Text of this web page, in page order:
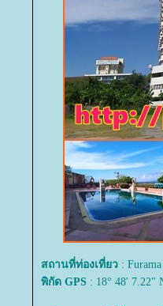
สถานที่ท่องเที่ยว :
พิกัด GPS : 18° 48' 7.22"